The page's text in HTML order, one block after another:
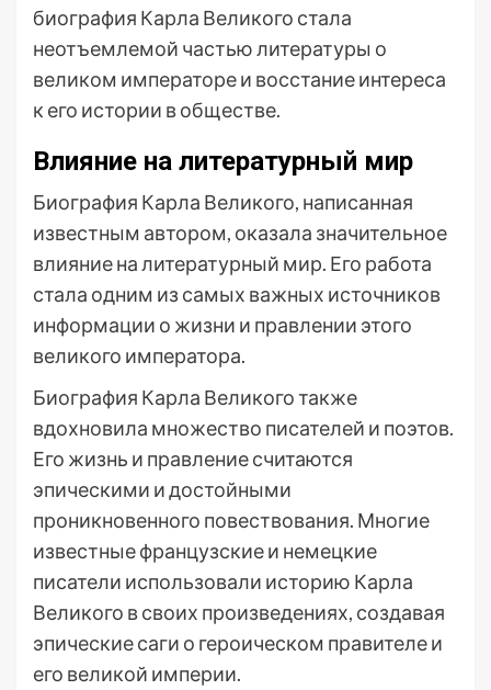
биография Карла Великого стала
неотъемлемой частью литературы о
великом императоре и восстание интереса
к его истории в обществе.
Влияние на литературный мир
Биография Карла Великого, написанная
известным автором, оказала значительное
влияние на литературный мир. Его работа
стала одним из самых важных источников
информации о жизни и правлении этого
великого императора.
Биография Карла Великого также
вдохновила множество писателей и поэтов.
Его жизнь и правление считаются
эпическими и достойными
проникновенного повествования. Многие
известные французские и немецкие
писатели использовали историю Карла
Великого в своих произведениях, создавая
эпические саги о героическом правителе и
его великой империи.